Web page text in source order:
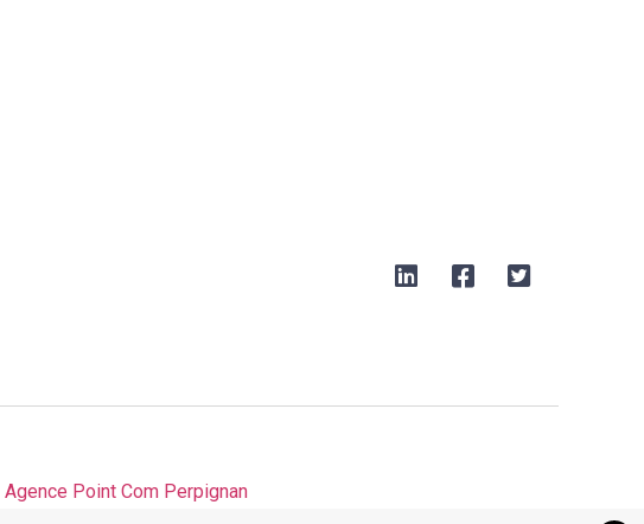
Agence Point Com Perpignan